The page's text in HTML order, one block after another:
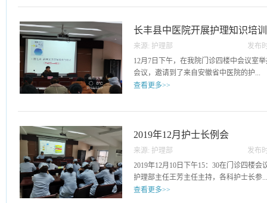
长丰县中医院开展护理知识培训
来源: 护理部
发布
11
12月7日下午，在我院门诊四楼中会议室
会议，邀请到了来自安徽省中医院的护...
紧接着以护理文书书写基本要求为论述点
记录单等实例，引导我们对护理文书如
训为例，向我们阐述了在护士分层次培训
标准，如何实施，怎样评价做出了详细的
员们表示受益匪浅，为以后的护理文书书
查看更多>>
2019年12月护士长例会
来源: 护理部
发布
09
2019年12月10日下午15：30在门诊四楼
护理部主任王芳主任主持，各科护士长参
查看更多>>